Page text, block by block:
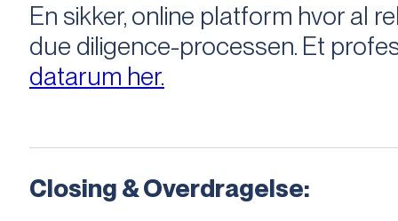
En sikker, online platform hvor al
due diligence-processen. Et
datarum her.
Closing & Overdragelse: